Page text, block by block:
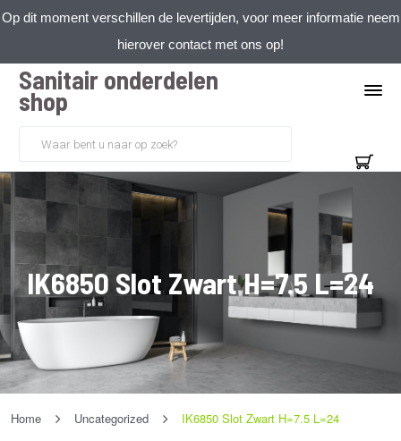
Op dit moment verschillen de levertijden, voor meer informatie neem
hierover contact met ons op!
Sanitair onderdelen
shop
IK6850 Slot Zwart H=7.5 L=24
Home Uncategorized IK6850 Slot Zwart H=7.5 L=24